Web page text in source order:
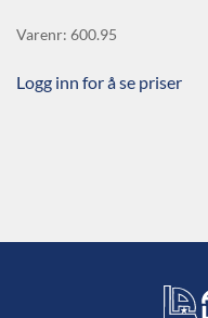
Varenr: 600.95
Logg inn for å se priser